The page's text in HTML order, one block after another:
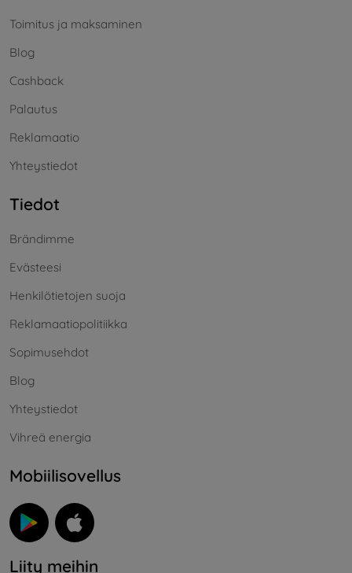
Toimitus ja maksaminen
Blog
Cashback
Palautus
Reklamaatio
Yhteystiedot
Tiedot
Brändimme
Evästeesi
Henkilötietojen suoja
Reklamaatiopolitiikka
Sopimusehdot
Blog
Yhteystiedot
Vihreä energia
Mobiilisovellus
Liity meihin